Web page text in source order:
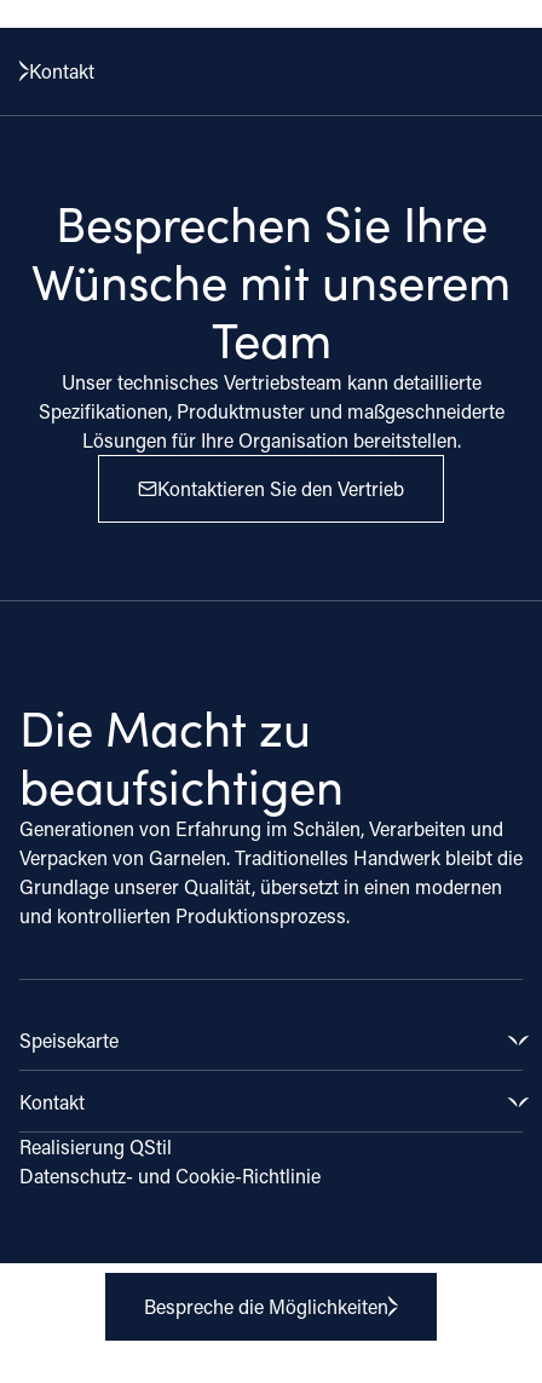
Kontakt
Besprechen Sie Ihre
Wünsche mit unserem
Team
Unser technisches Vertriebsteam kann detaillierte
Spezifikationen, Produktmuster und maßgeschneiderte
Lösungen für Ihre Organisation bereitstellen.
Kontaktieren Sie den Vertrieb
Bespreche die Möglichkeiten
Die Macht zu
beaufsichtigen
Generationen von Erfahrung im Schälen, Verarbeiten und
Verpacken von Garnelen. Traditionelles Handwerk bleibt die
Grundlage unserer Qualität, übersetzt in einen modernen
und kontrollierten Produktionsprozess.
Speisekarte
Märkte
Unsere Geschichte
Wissen & Inspiration
Qualität und Nachhaltigkeit
Kontakt
Hyazinthenstraße 16
1131 HW Volendam
Realisierung QStil
Datenschutz- und Cookie-Richtlinie